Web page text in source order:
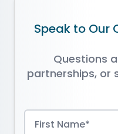
Speak to Our
Questions
partnerships, or